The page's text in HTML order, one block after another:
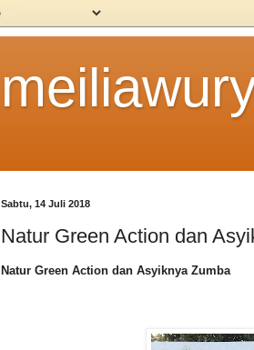
Sabtu, 14 Juli 2018
Natur Green Action dan
Natur Green Action dan Asyiknya Zumba